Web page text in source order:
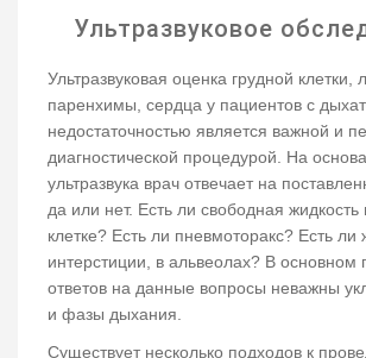
Ультразвуковое
Ультразвуковая оценка грудной клетки,
паренхимы, сердца у пациентов с
недостаточностью является важной и
диагностической процедурой. На
ультразвука врач отвечает на
да или нет. Есть ли свободная жидкость
клетке? Есть ли пневмоторакс? Есть ли
интерстиции, в альвеолах? В основном
ответов на данные вопросы неважны
и фазы дыхания.
Существует несколько подходов к